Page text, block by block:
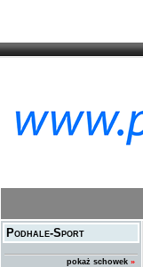
Podhale-Sport
pokaż schowek »